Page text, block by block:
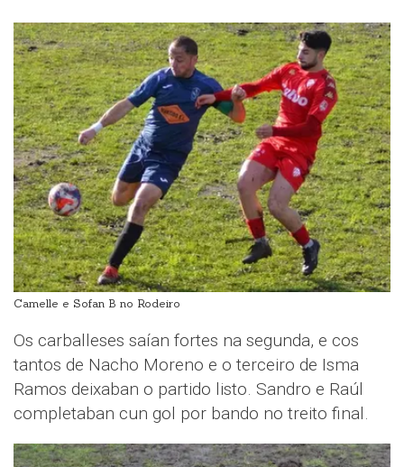
Camelle e Sofan B no Rodeiro
Os carballeses saían fortes na segunda, e cos
tantos de Nacho Moreno e o terceiro de Isma
Ramos deixaban o partido listo. Sandro e Raúl
completaban cun gol por bando no treito final.